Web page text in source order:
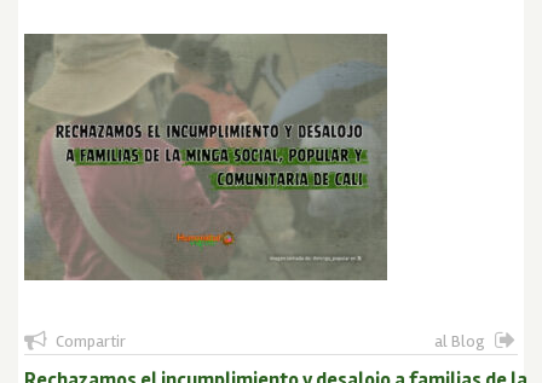
Compartir al Blog